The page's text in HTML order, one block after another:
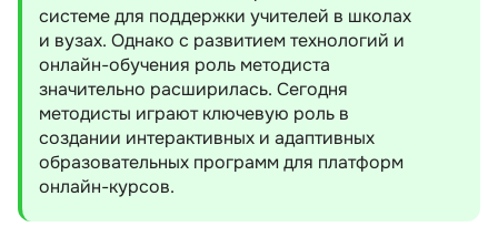
системе для поддержки учителей в школах
и вузах. Однако с развитием технологий и
онлайн-обучения роль методиста
значительно расширилась. Сегодня
методисты играют ключевую роль в
создании интерактивных и адаптивных
образовательных программ для платформ
онлайн-курсов.